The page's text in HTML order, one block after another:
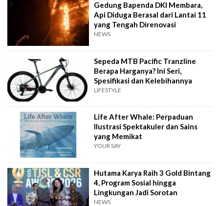
Gedung Bapenda DKI Membara,
Api Diduga Berasal dari Lantai 11
yang Tengah Direnovasi
NEWS
Sepeda MTB Pacific Tranzline
Berapa Harganya? Ini Seri,
Spesifikasi dan Kelebihannya
LIFESTYLE
Life After Whale: Perpaduan
Ilustrasi Spektakuler dan Sains
yang Memikat
YOUR SAY
Hutama Karya Raih 3 Gold Bintang
4, Program Sosial hingga
Lingkungan Jadi Sorotan
NEWS